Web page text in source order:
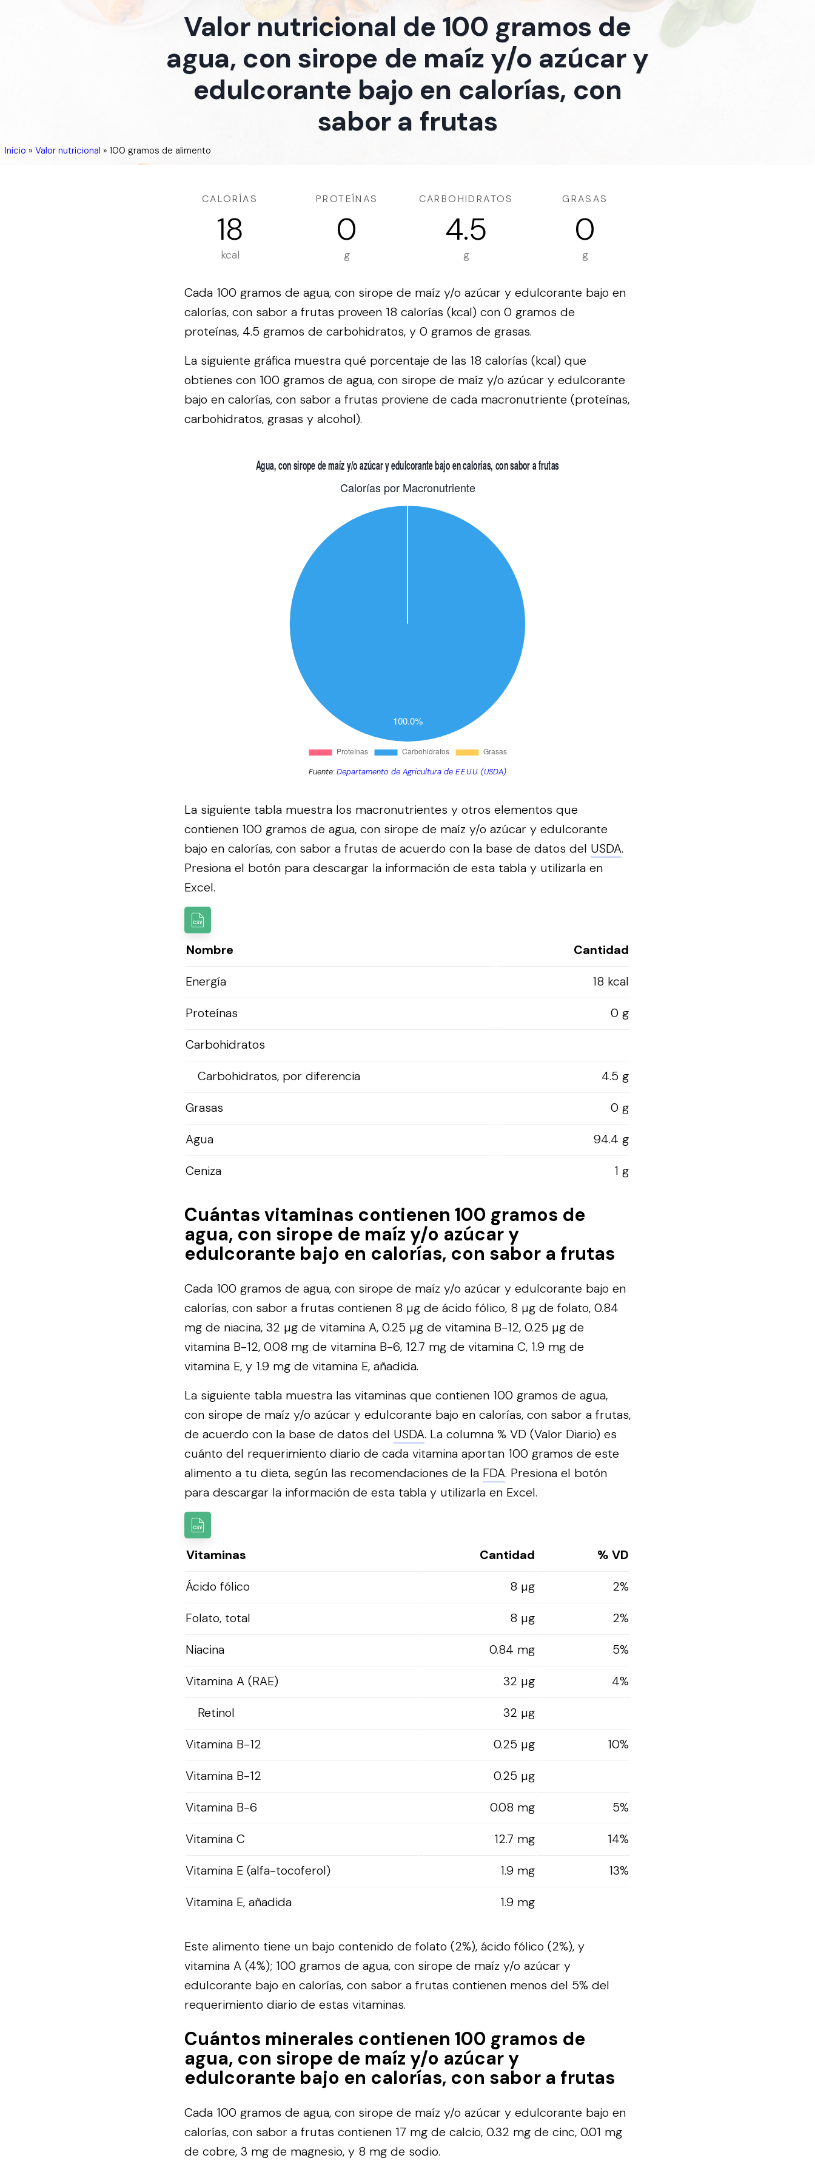
Valor nutricional de 100 gramos de
agua, con sirope de maíz y/o azúcar y
edulcorante bajo en calorías, con
sabor a frutas
Inicio » Valor nutricional » 100 gramos de alimento
CALORÍAS
18
kcal
PROTEÍNAS
0
g
CARBOHIDRATOS
4.5
g
GRASAS
0
g
Cada 100 gramos de agua, con sirope de maíz y/o azúcar y edulcorante bajo en
calorías, con sabor a frutas proveen 18 calorías (kcal) con 0 gramos de
proteínas, 4.5 gramos de carbohidratos, y 0 gramos de grasas.
La siguiente gráfica muestra qué porcentaje de las 18 calorías (kcal) que
obtienes con 100 gramos de agua, con sirope de maíz y/o azúcar y edulcorante
bajo en calorías, con sabor a frutas proviene de cada macronutriente (proteínas,
carbohidratos, grasas y alcohol).
Fuente:Departamento de Agricultura de E.E.U.U. (USDA)
La siguiente tabla muestra los macronutrientes y otros elementos que
contienen 100 gramos de agua, con sirope de maíz y/o azúcar y edulcorante
bajo en calorías, con sabor a frutas de acuerdo con la base de datos del USDA.
Presiona el botón para descargar la información de esta tabla y utilizarla en
Excel.
Nombre
Cantidad
Energía
18 kcal
Proteínas
0 g
Carbohidratos
Carbohidratos, por diferencia
4.5 g
Grasas
0 g
Agua
94.4 g
Ceniza
1 g
Cuántas vitaminas contienen 100 gramos de
agua, con sirope de maíz y/o azúcar y
edulcorante bajo en calorías, con sabor a frutas
Cada 100 gramos de agua, con sirope de maíz y/o azúcar y edulcorante bajo en
calorías, con sabor a frutas contienen 8 µg de ácido fólico, 8 µg de folato, 0.84
mg de niacina, 32 µg de vitamina A, 0.25 µg de vitamina B-12, 0.25 µg de
vitamina B-12, 0.08 mg de vitamina B-6, 12.7 mg de vitamina C, 1.9 mg de
vitamina E, y 1.9 mg de vitamina E, añadida.
La siguiente tabla muestra las vitaminas que contienen 100 gramos de agua,
con sirope de maíz y/o azúcar y edulcorante bajo en calorías, con sabor a frutas,
de acuerdo con la base de datos del USDA. La columna % VD (Valor Diario) es
cuánto del requerimiento diario de cada vitamina aportan 100 gramos de este
alimento a tu dieta, según las recomendaciones de la FDA. Presiona el botón
para descargar la información de esta tabla y utilizarla en Excel.
Vitaminas Cantidad
% VD
Ácido fólico
8 µg
2%
Folato, total
8 µg
2%
Niacina
0.84 mg
5%
Vitamina A (RAE)
32 µg
4%
Retinol
32 µg
Vitamina B-12
0.25 µg
10%
Vitamina B-12
0.25 µg
Vitamina B-6
0.08 mg
5%
Vitamina C
12.7 mg
14%
Vitamina E (alfa-tocoferol)
1.9 mg
13%
Vitamina E, añadida
1.9 mg
Este alimento tiene un bajo contenido de folato (2%), ácido fólico (2%), y
vitamina A (4%); 100 gramos de agua, con sirope de maíz y/o azúcar y
edulcorante bajo en calorías, con sabor a frutas contienen menos del 5% del
requerimiento diario de estas vitaminas.
Cuántos minerales contienen 100 gramos de
agua, con sirope de maíz y/o azúcar y
edulcorante bajo en calorías, con sabor a frutas
Cada 100 gramos de agua, con sirope de maíz y/o azúcar y edulcorante bajo en
calorías, con sabor a frutas contienen 17 mg de calcio, 0.32 mg de cinc, 0.01 mg
de cobre, 3 mg de magnesio, y 8 mg de sodio.